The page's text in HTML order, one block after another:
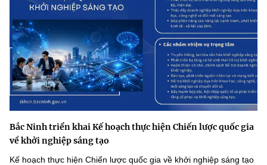
Tiêu chuẩn, đo lường, chất lượng
Năng lượng nguyên tử
Tin tổng hợp
Tin địa phương
Đổi mới sáng tạo
Chuyển đổi số
Bưu chính, Viễn thông
Sở hữu trí tuệ
Tiêu chuẩn, đo lường, chất lượng
Năng lượng nguyên tử
THƯ ĐIỆN TỬ
Khác
Videos
Infographic
Voice
Nhiệm vụ trọng tâm
Bắc Ninh triển khai Kế hoạch thực hiện Chiến lược quốc gia
về khởi nghiệp sáng tạo
Kế hoạch thực hiện Chiến lược quốc gia về khởi nghiệp sáng tạo